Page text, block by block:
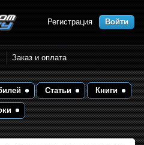
Регистрация Войти
Заказ и оплата
Статьи Книги